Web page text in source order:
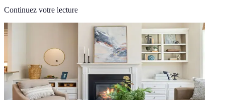
Continuez votre lecture